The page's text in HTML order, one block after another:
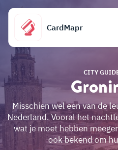
CardMapr
CITY
Misschien wel een van de
Nederland. Vooral het
wat je moet hebben
ook bekend om